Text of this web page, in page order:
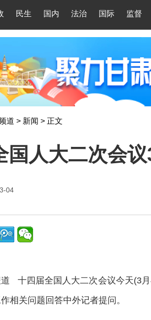
民生 国内 法治 国际 监督
道 > 新闻 > 正文
国人大二次会
04
道
十四届全国人大二次会议今天(3
相关问题回答中外记者提问。